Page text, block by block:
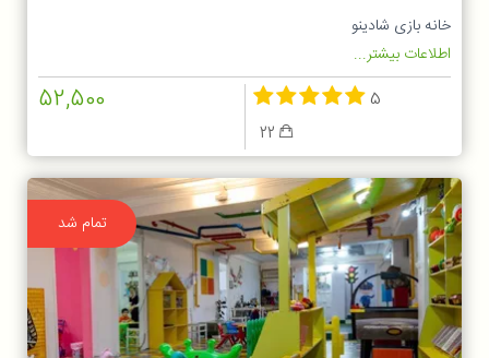
خانه بازی شادینو
اطلاعات بیشتر...
5
52,500
تمام شد